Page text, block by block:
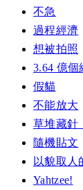
不急
過程經濟
想被拍照
3.64 億個
假貓
不能放大
草堆藏針
隨機貼文
以貌取人
Yahtzee!